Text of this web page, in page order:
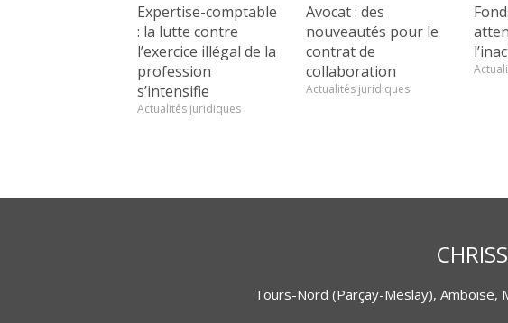
Expertise-comptable
: la lutte contre
l’exercice illégal de la
profession
s’intensifie
Actualités juridiques
Avocat : des
nouveautés pour le
contrat de
collaboration
Actualités juridiques
Tours-Nord (Parçay-Meslay), Amboise,